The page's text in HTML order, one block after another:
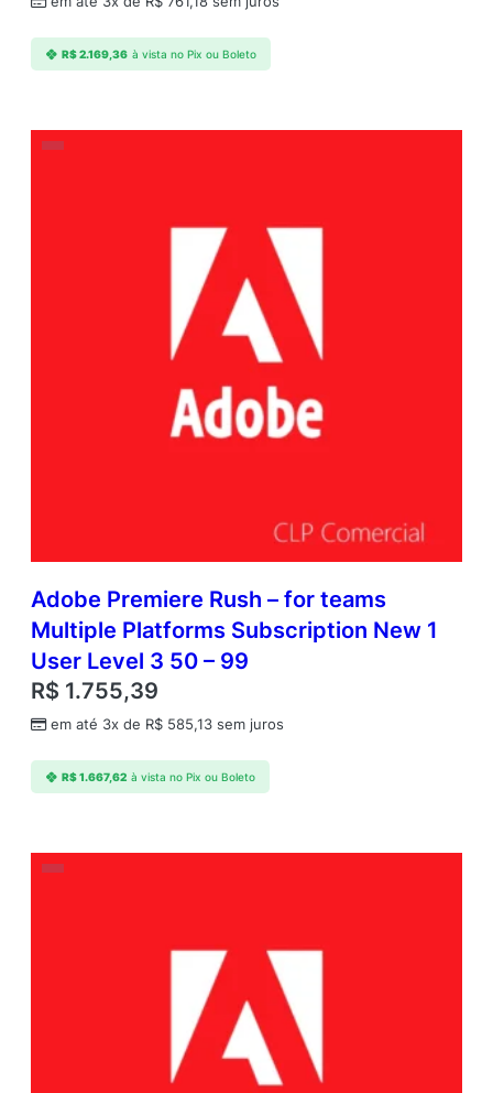
R$2.169,36 à vista no Pix ou Boleto
Adobe Premiere Rush – for teams
Multiple Platforms Subscription New 1
User Level 3 50 – 99
R$ 1.755,39
em até 3x de R$ 585,13 sem juros
R$1.667,62 à vista no Pix ou Boleto